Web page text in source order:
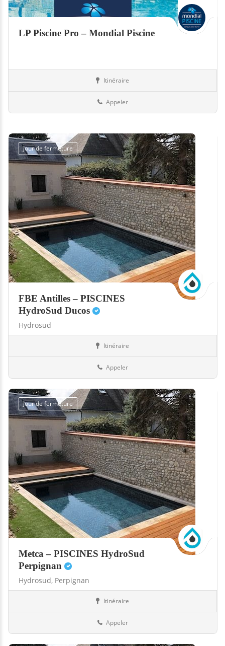
LP Piscine Pro – Mondial Piscine
Itinéraire
Appeler
Jour de fermeture
FBE Antilles – PISCINES
HydroSud Ducos
Hydrosud
Itinéraire
Appeler
Jour de fermeture
Metca – PISCINES HydroSud
Perpignan
Hydrosud, Perpignan
Itinéraire
Appeler